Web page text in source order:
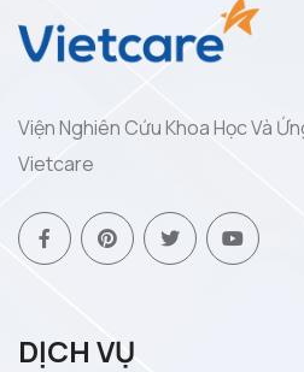
Viện Nghiên Cứu Khoa Học Và
Vietcare
DỊCH VỤ